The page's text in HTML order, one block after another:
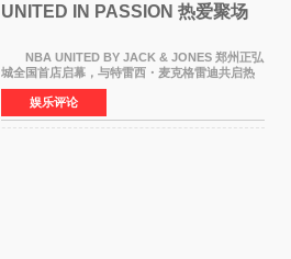
UNITED IN PASSION 热爱聚场
NBA UNITED BY JACK & JONES 郑州正弘
城全国首店启幕，与特雷西・麦克格雷迪共启热
爱 2026 年7 月21 日，
NBAUNITEDBYJACK&JONES 全国首店，于郑
州正弘城正式启幕。NBA 传奇球星
娱乐评论